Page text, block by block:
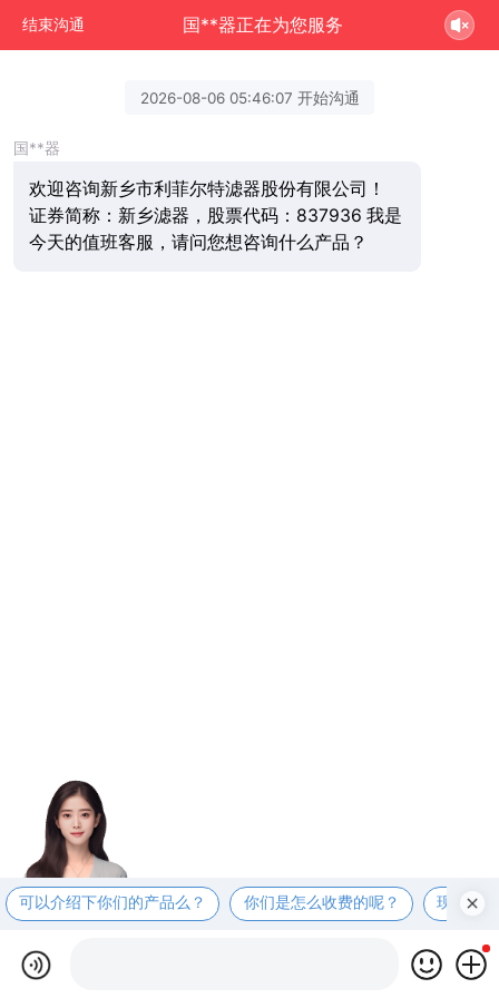
结束沟通 国**器正在为您服务
2026-08-06 05:46:07 开始沟通
国**器
欢迎咨询新乡市利菲尔特滤器股份有限公司！
证券简称：新乡滤器，股票代码：837936 我是
今天的值班客服，请问您想咨询什么产品？
可以介绍下你们的产品么？ 你们是怎么收费的呢？ 现在有